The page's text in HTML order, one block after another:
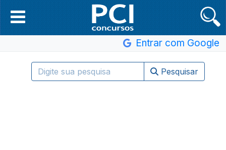
Entrar com Google
Pesquisar